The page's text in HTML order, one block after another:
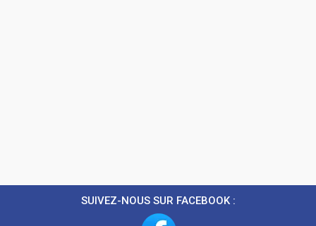
SUIVEZ-NOUS SUR FACEBOOK :